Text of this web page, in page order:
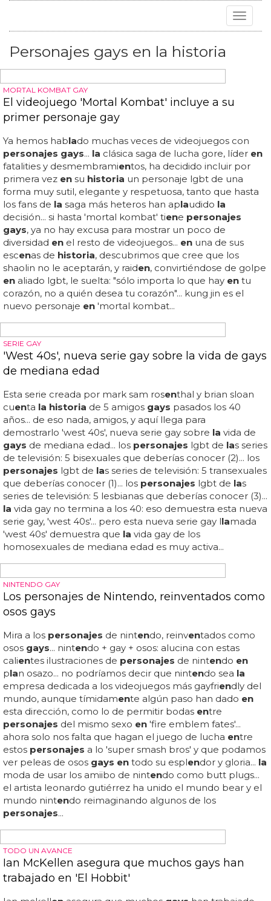
Toggle
Personajes gays en la historia
MORTAL KOMBAT GAY
El videojuego 'Mortal Kombat' incluye a su
primer personaje gay
Ya hemos hablado muchas veces de videojuegos con
primera vezensuhistoriaun personaje lgbt de una
forma muy sutil, elegante y respetuosa, tanto que hasta
los fans de la saga más heteros han ap
gays, ya no hay excusa para mostrar un poco de
diversidadenel resto de videojuegos...enuna de sus
escen as dehistoria, descubrimos que cree que los
shaolin no le aceptarán, y raid en, convirtiéndose de golpe
enaliado lgbt, le suelta: "sólo importa lo que hay en tu
corazón, no a quién desea tu corazón"... kung jin es el
nuevo personajeen 'mortal kombat...
SERIE GAY
'West 40s', nueva serie gay sobre la vida de gays
de mediana edad
Esta serie creada por mark sam ros enthal y brian sloan
cuentala historiade 5 amigos gayspasados los 40
años... de eso nada, amigos, y aquí llega para
demostrarlo 'west 40s', nueva serie gay sobrela vida de
gaysde mediana edad... lospersonajeslgbt delas series
de televisión: 5 bisexuales que deberías conocer (2)... los
personajeslgbt de las series de televisión: 5 transexuales
que deberías conocer (1)... lospersonajeslgbt de
series de televisión: 5 lesbianas que deberías conocer (3)...
'west 40s' demuestra que
homosexuales de mediana edad es muy activa...